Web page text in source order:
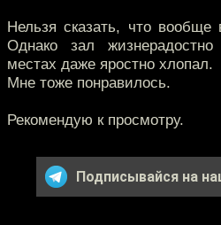
Нельзя сказать, что вообще
Однако зал
местах даже яростно хлопал.
Мне тоже понравилось.
Рекомендую к просмотру.
Подписывайся на